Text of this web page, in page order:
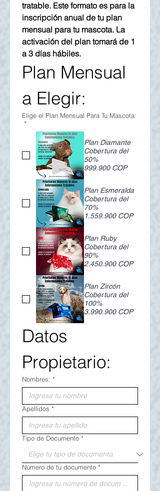
tratable. Este formato es para la
inscripción anual de tu plan
mensual para tu mascota. La
activación del plan tomará de 1
a 3 días hábiles.
Plan Mensual
a Elegir:
Elige el Plan Mensual Para Tu Mascota:
*
Plan Diamante
Cobertura del
50%
999.900 COP
Plan Esmeralda
Cobertura del
70%
1.559.900 COP
Plan Ruby
Cobertura del
90%
2.450.900 COP
Plan Zircón
Cobertura del
100%
3.990.900 COP
Datos
Propietario:
Nombres: *
Apellidos *
Tipo de Documento *
Número de tu documento *